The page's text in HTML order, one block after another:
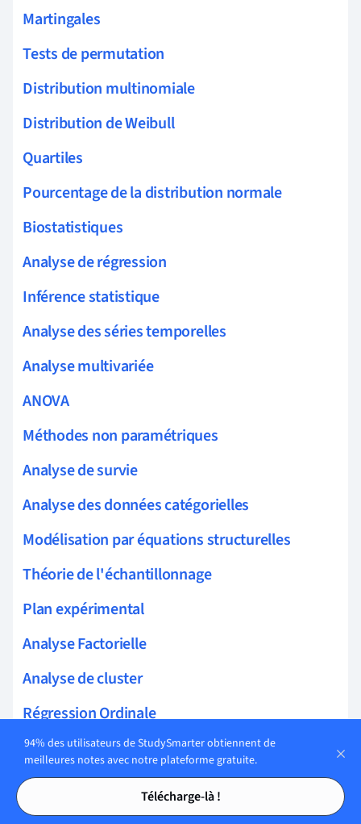
Tables des matières
Tables des matières
Martingales
Tests de permutation
Distribution multinomiale
Distribution de Weibull
Quartiles
Pourcentage de la distribution normale
Biostatistiques
Analyse de régression
Inférence statistique
Analyse des séries temporelles
Analyse multivariée
ANOVA
Méthodes non paramétriques
Analyse de survie
Analyse des données catégorielles
Modélisation par équations structurelles
Théorie de l'échantillonnage
Plan expérimental
Analyse Factorielle
Analyse de cluster
Régression Ordinale
Régression Logistique
Régression de Poisson
Régression de Cox
94% des utilisateurs de StudySmarter obtiennent de
meilleures notes avec notre plateforme gratuite.
Télécharge-là !